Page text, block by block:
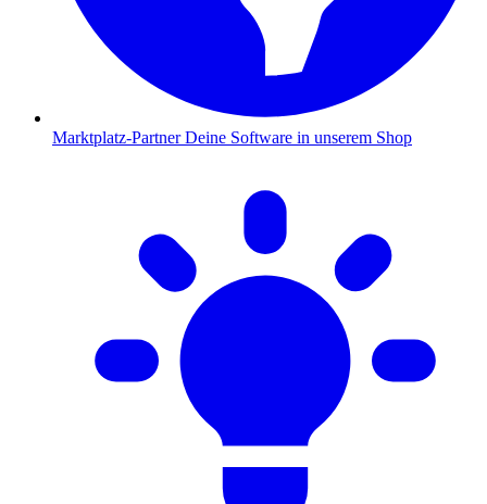
Marktplatz-Partner Deine Software in unserem Shop